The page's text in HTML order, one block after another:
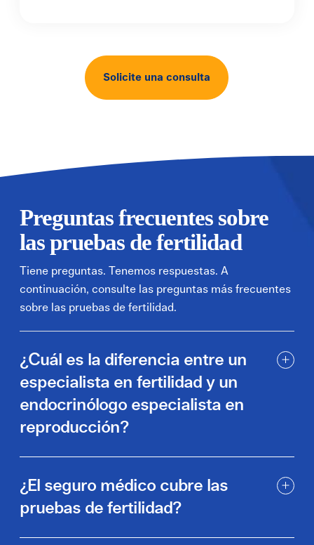
Solicite una consulta
Preguntas frecuentes sobre
las pruebas de fertilidad
Tiene preguntas. Tenemos respuestas. A
continuación, consulte las preguntas más frecuentes
sobre las pruebas de fertilidad.
¿Cuál es la diferencia entre un
especialista en fertilidad y un
endocrinólogo especialista en
reproducción?
¿El seguro médico cubre las
pruebas de fertilidad?